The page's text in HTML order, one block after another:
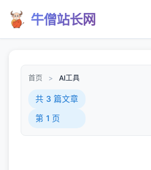
牛僧站长网
首页 > AI工具
共 3 篇文章
第 1 页